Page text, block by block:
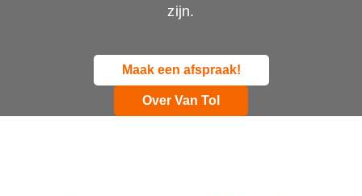
zijn.
Maak een afspraak!
Over Van Tol